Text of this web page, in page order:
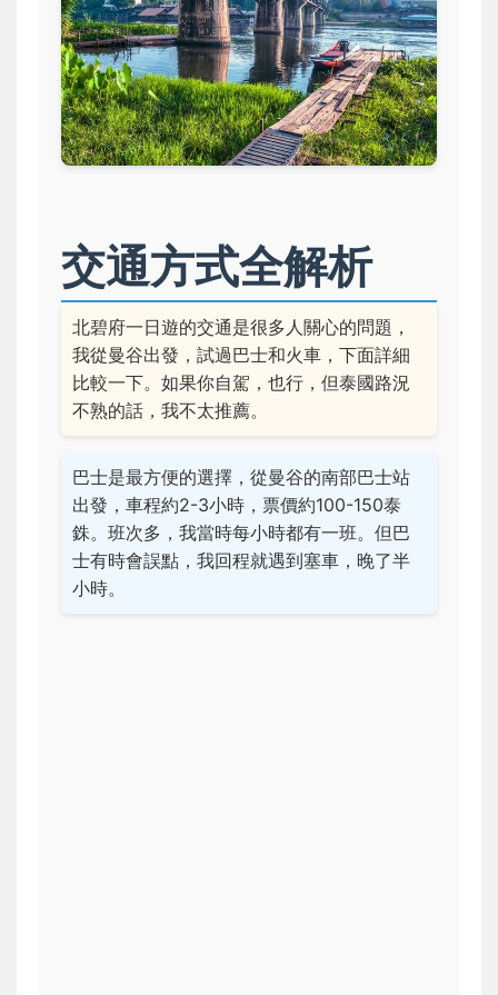
交通方式全解析
北碧府一日遊的交通是很多人關心的問題，
我從曼谷出發，試過巴士和火車，下面詳細
比較一下。如果你自駕，也行，但泰國路況
不熟的話，我不太推薦。
巴士是最方便的選擇，從曼谷的南部巴士站
出發，車程約2-3小時，票價約100-150泰
銖。班次多，我當時每小時都有一班。但巴
士有時會誤點，我回程就遇到塞車，晚了半
小時。